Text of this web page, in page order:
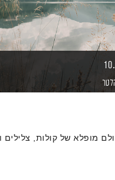
מופלא של קולות, צלילים